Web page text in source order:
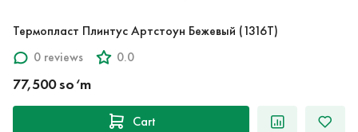
Термопласт Плинтус Артстоун Бежевый (1316T)
0 reviews
0.0
77,500 so‘m
Cart